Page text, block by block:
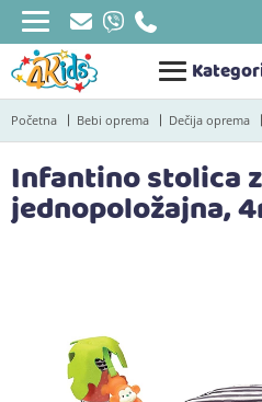
Početna Bebi oprema Dečija oprema
Infantino stolica
jednopoložajna,